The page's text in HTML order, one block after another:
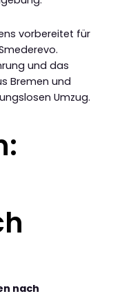
vorbereitet für
und das
Bremen und
Umzug.
nach